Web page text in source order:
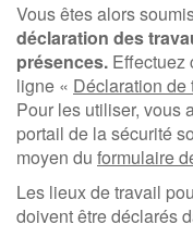
Vous êtes alors
déclaration des
présences. Effectuez
ligne « Déclaration de
Pour les utiliser, vous
portail de la sécurité
moyen du formulaire
Les lieux de travail
doivent être déclarés